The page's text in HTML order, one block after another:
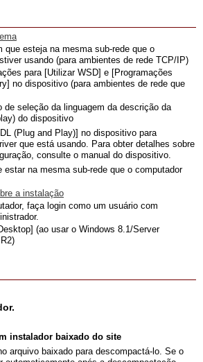
que esteja na mesma sub-rede que o
usando (para ambientes de rede TCP/IP)
para [Utilizar WSD] e [Programações
no dispositivo (para ambientes de rede que
de seleção da linguagem da descrição da
do dispositivo
(Plug and Play)] no dispositivo para
que está usando. Para obter detalhes sobre
consulte o manual do dispositivo.
estar na mesma sub-rede que o computador
a instalação
faça login como um usuário com
(ao usar o Windows 8.1/Server
instalador baixado do site
arquivo baixado para descompactá-lo. Se o